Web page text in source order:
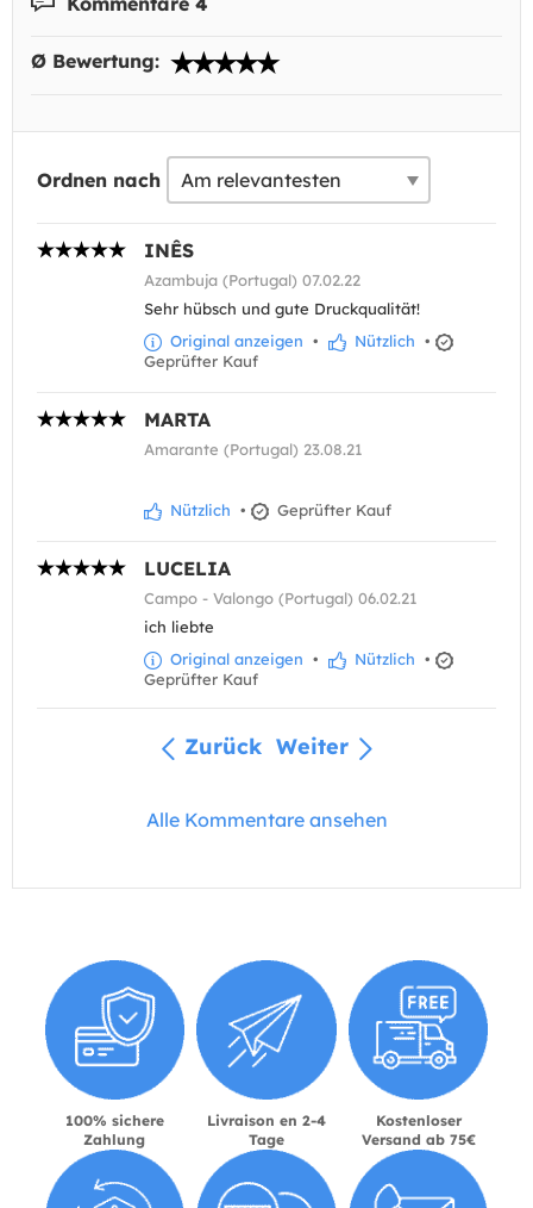
Ø Bewertung:
Ordnen nach
INÊS
Azambuja (Portugal) 07.02.22
Sehr hübsch und gute Druckqualität!
Original anzeigen • Nützlich •
Geprüfter Kauf
MARTA
Amarante (Portugal) 23.08.21
Nützlich • Geprüfter Kauf
LUCELIA
Campo - Valongo (Portugal) 06.02.21
ich liebte
Original anzeigen • Nützlich •
Geprüfter Kauf
Zurück Weiter
Alle Kommentare ansehen
100% sichere
Zahlung
Livraison en 2-4
Tage
Kostenloser
Versand ab 75€